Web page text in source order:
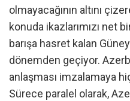
olmayacağının altını
konuda ikazlarımızı net
barışa hasret kalan
dönemden geçiyor.
anlaşması imzalamaya
Sürece paralel olarak,